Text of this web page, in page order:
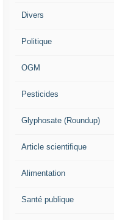
Divers
Politique
OGM
Pesticides
Glyphosate (Roundup)
Article scientifique
Alimentation
Santé publique